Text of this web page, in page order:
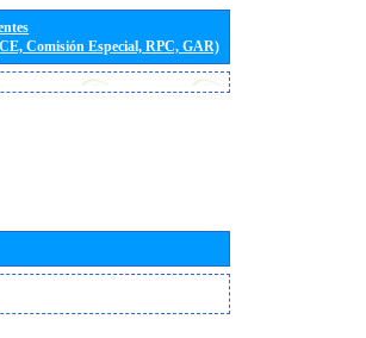
Comisión Especial, RPC, GAR)